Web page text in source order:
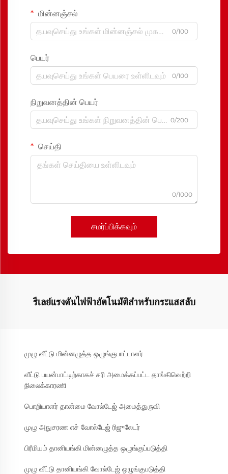
மின்னஞ்சல்
0/100
பெயர்
0/100
நிறுவனத்தின் பெயர்
0/200
செய்தி
0/1000
சமர்ப்பிக்கவும்
รีเลย์แรงดันไฟฟ้าอัตโนมัติสำหรับกระแสสลับ
முழு வீட்டு மின்னழுத்த ஒழுங்குபாட்டாளர்
வீட்டு பயன்பாட்டிற்காகச் சரி அமைக்கப்பட்ட தாங்கிவெற்றி
நிலைக்காரணி
பொறியாளர் தான்மை வோல்டேஜ் அமைத்துருவி
முழு அநுசரண எச் வோல்டேஜ் ரிஜுலேடர்
பிரீமியம் தானியங்கி மின்னழுத்த ஒழுங்குப்படுத்தி
முழு வீட்டு தானியங்கி வோல்டேஜ் ஒழுங்குபடுத்தி